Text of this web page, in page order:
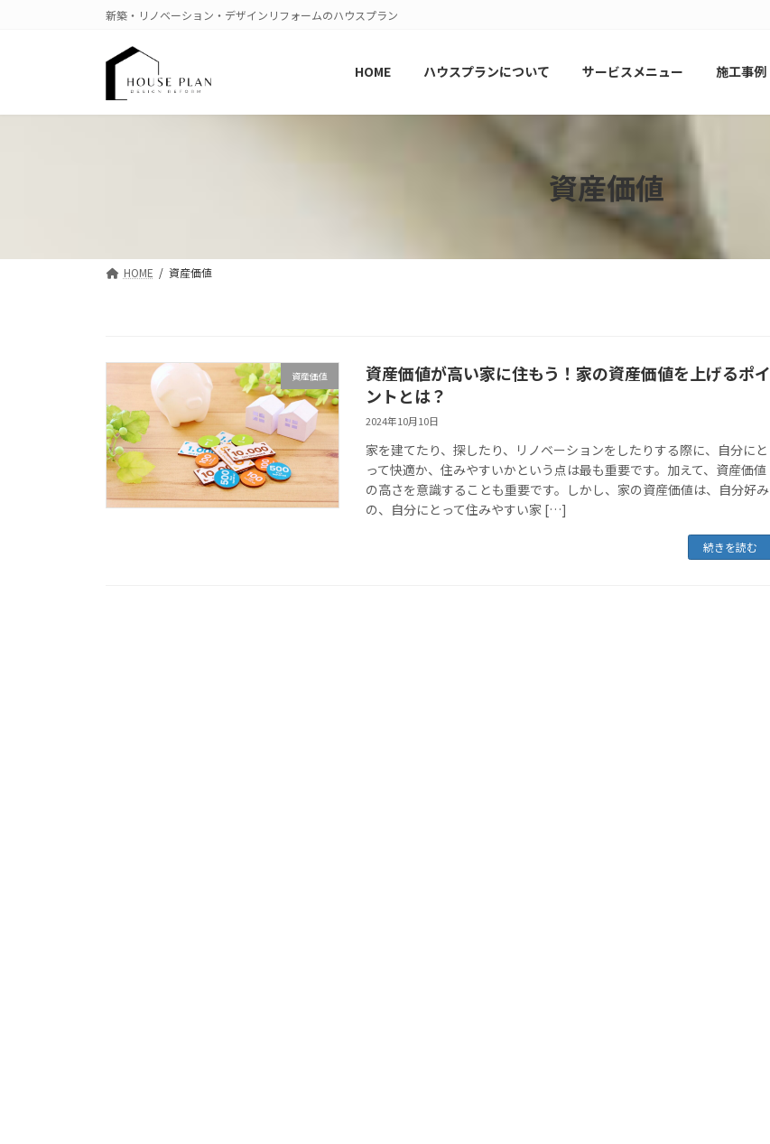
へ
ョ
新築・リノベーション・デザインリフォームのハウスプラン
HOME ハウスプランについて サービスメニュー 施工事例
資産価値
HOME 資産価値
資産価値
資産価値が高い家に住もう！家の資産価値を上げるポイ
ントとは？
2024年10月10日
家を建てたり、探したり、リノベーションをしたりする際に、自分にと
って快適か、住みやすいかという点は最も重要です。加えて、資産価値
の高さを意識することも重要です。しかし、家の資産価値は、自分好み
の、自分にとって住みやすい家 […]
続きを読む